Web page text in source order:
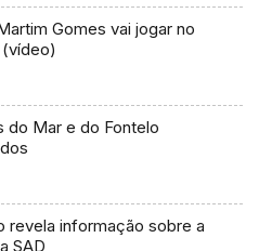
Gomes vai jogar no
do Mar e do Fontelo
revela informação sobre a
SAD